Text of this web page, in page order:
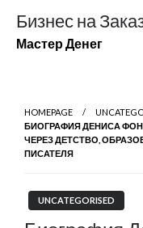
содержимому
Бизнес на
Мастер Денег
HOMEPAGE
БИОГРАФИЯ ДЕНИСА
ЧЕРЕЗ ДЕТСТВО,
ПИСАТЕЛЯ
UNCATEGORISED